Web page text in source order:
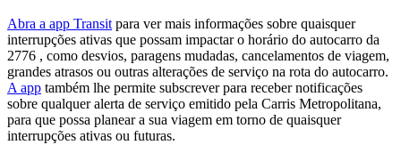
Abra a app Transit para ver mais informações sobre quaisquer
interrupções ativas que possam impactar o horário do autocarro da
2776 , como desvios, paragens mudadas, cancelamentos de viagem,
grandes atrasos ou outras alterações de serviço na rota do autocarro.
A app também lhe permite subscrever para receber notificações
sobre qualquer alerta de serviço emitido pela Carris Metropolitana,
para que possa planear a sua viagem em torno de quaisquer
interrupções ativas ou futuras.